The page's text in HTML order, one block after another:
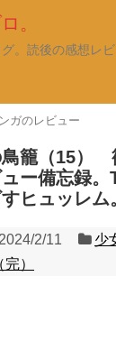
。
。読後の感想レビ
ガのレビュー
鳥籠（15）
ー備忘録。
ヒュッレム
2024/2/11 少
）